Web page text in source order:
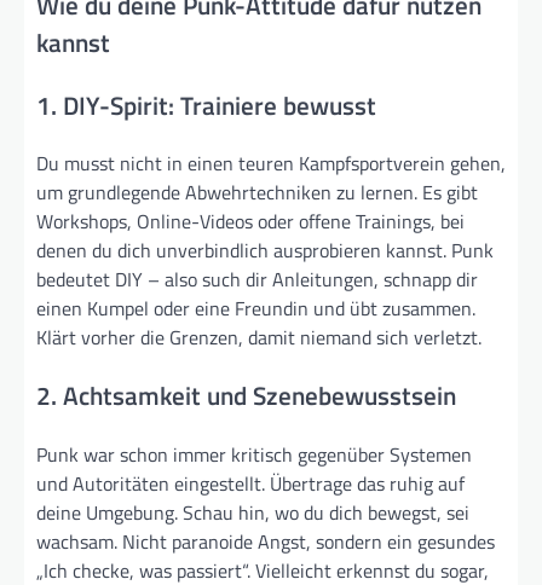
kannst
1. DIY-Spirit: Trainiere bewusst
Du musst nicht in einen teuren Kampfsportverein gehen,
um grundlegende Abwehrtechniken zu lernen. Es gibt
Workshops, Online-Videos oder offene Trainings, bei
denen du dich unverbindlich ausprobieren kannst. Punk
bedeutet DIY – also such dir Anleitungen, schnapp dir
einen Kumpel oder eine Freundin und übt zusammen.
Klärt vorher die Grenzen, damit niemand sich verletzt.
2. Achtsamkeit und Szenebewusstsein
Punk war schon immer kritisch gegenüber Systemen
und Autoritäten eingestellt. Übertrage das ruhig auf
deine Umgebung. Schau hin, wo du dich bewegst, sei
wachsam. Nicht paranoide Angst, sondern ein gesundes
„Ich checke, was passiert“. Vielleicht erkennst du sogar,